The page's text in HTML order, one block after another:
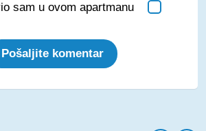
sam u ovom apartmanu
Pošaljite komentar